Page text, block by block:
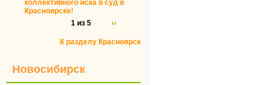
коллективного иска в суд в
Красноярске!
1 из 5
››
К разделу Красноярск
Новосибирск